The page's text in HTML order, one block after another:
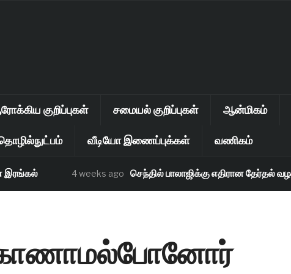
குறிப்புகள் சமையல் குறிப்புகள் ஆன்மிகம்
வீடியோ இணைப்புக்கள் வணிகம்
4 weeks ago செந்தில் பாலாஜிக்கு எதிரான தேர்தல் வழக்கு
காணாமல்போனோர்